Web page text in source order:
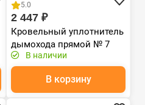
5.0
2 447 ₽
Кровельный уплотнитель
дымохода прямой № 7
силикон 157-280 мм
зеленый
В наличии
В корзину
Хит продаж